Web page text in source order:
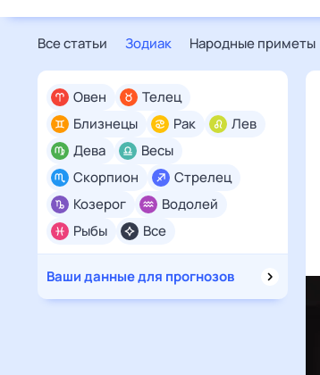
Все статьи Зодиак Народные приметы
Все
Овен
Телец
Близнецы
Рак
Лев
Дева
Весы
Скорпион
Стрелец
Козерог
Водолей
Рыбы
Ваши данные для прогнозов